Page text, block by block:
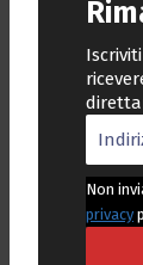
Non
privacy